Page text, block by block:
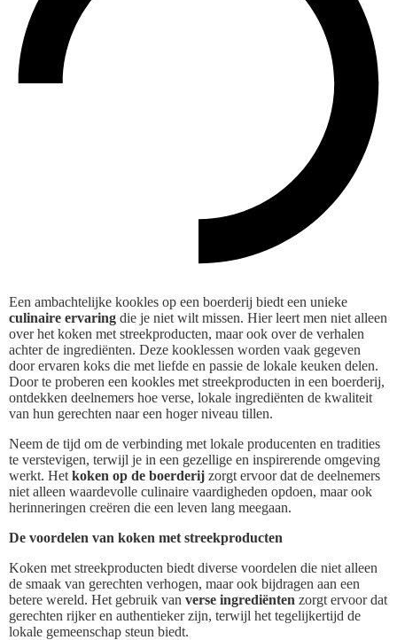
Een ambachtelijke kookles op een boerderij biedt een unieke
culinaire ervaring die je niet wilt missen. Hier leert men niet alleen
over het koken met streekproducten, maar ook over de verhalen
achter de ingrediënten. Deze kooklessen worden vaak gegeven
door ervaren koks die met liefde en passie de lokale keuken delen.
Door te proberen een kookles met streekproducten in een boerderij,
ontdekken deelnemers hoe verse, lokale ingrediënten de kwaliteit
van hun gerechten naar een hoger niveau tillen.
Neem de tijd om de verbinding met lokale producenten en tradities
te verstevigen, terwijl je in een gezellige en inspirerende omgeving
werkt. Het koken op de boerderij zorgt ervoor dat de deelnemers
niet alleen waardevolle culinaire vaardigheden opdoen, maar ook
herinneringen creëren die een leven lang meegaan.
De voordelen van koken met streekproducten
Koken met streekproducten biedt diverse voordelen die niet alleen
de smaak van gerechten verhogen, maar ook bijdragen aan een
betere wereld. Het gebruik van verse ingrediënten zorgt ervoor dat
gerechten rijker en authentieker zijn, terwijl het tegelijkertijd de
lokale gemeenschap steun biedt.